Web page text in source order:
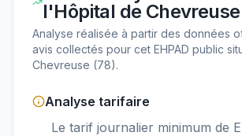
l'Hôpital de Chevreuse
Analyse réalisée à partir des données
avis collectés pour cet EHPAD public
Chevreuse (78).
Analyse tarifaire
Le tarif journalier minimum de